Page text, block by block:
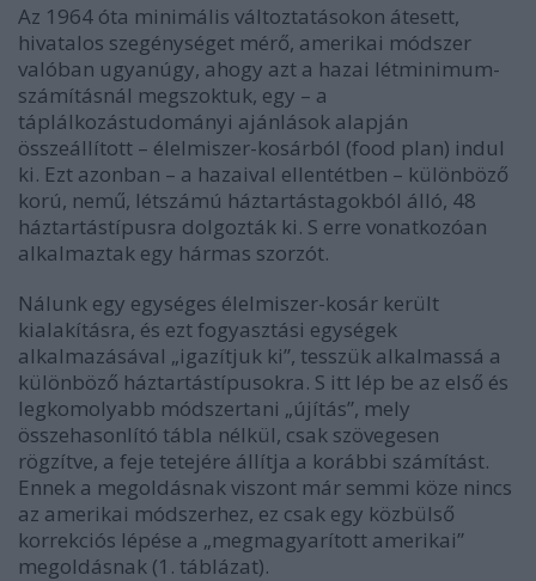
Az 1964 óta minimális változtatásokon átesett,
hivatalos szegénységet mérő, amerikai módszer
valóban ugyanúgy, ahogy azt a hazai létminimum-
számításnál megszoktuk, egy – a
táplálkozástudományi ajánlások alapján
összeállított – élelmiszer-kosárból (food plan) indul
ki. Ezt azonban – a hazaival ellentétben – különböző
korú, nemű, létszámú háztartástagokból álló, 48
háztartástípusra dolgozták ki. S erre vonatkozóan
alkalmaztak egy hármas szorzót.
Nálunk egy egységes élelmiszer-kosár került
kialakításra, és ezt fogyasztási egységek
alkalmazásával „igazítjuk ki”, tesszük alkalmassá a
különböző háztartástípusokra. S itt lép be az első és
legkomolyabb módszertani „újítás”, mely
összehasonlító tábla nélkül, csak szövegesen
rögzítve, a feje tetejére állítja a korábbi számítást.
Ennek a megoldásnak viszont már semmi köze nincs
az amerikai módszerhez, ez csak egy közbülső
korrekciós lépése a „megmagyarított amerikai”
megoldásnak (1. táblázat).